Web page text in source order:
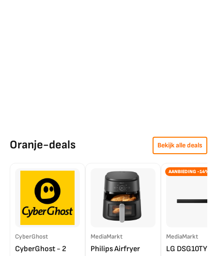
Oranje-deals Bekijk alle deals
CyberGhost
CyberGhost - 2
MediaMarkt
Philips Airfryer
AANBIEDING -14%
MediaMarkt
LG DSG10TY